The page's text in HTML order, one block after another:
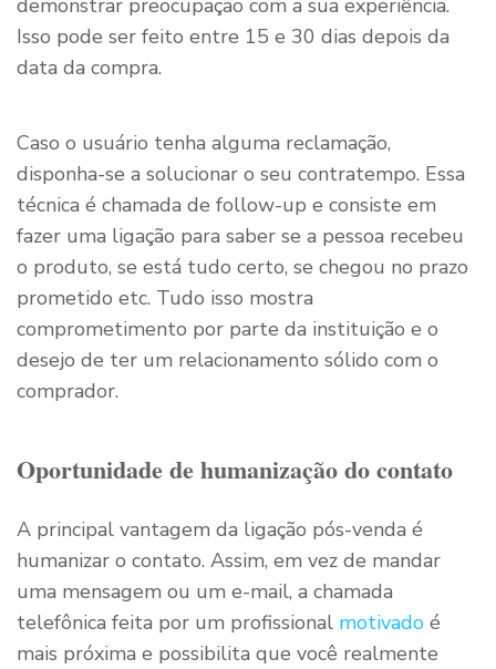
demonstrar preocupação com a sua experiência.
Isso pode ser feito entre 15 e 30 dias depois da
data da compra.
Caso o usuário tenha alguma reclamação,
disponha-se a solucionar o seu contratempo. Essa
técnica é chamada de follow-up e consiste em
fazer uma ligação para saber se a pessoa recebeu
o produto, se está tudo certo, se chegou no prazo
prometido etc. Tudo isso mostra
comprometimento por parte da instituição e o
desejo de ter um relacionamento sólido com o
comprador.
Oportunidade de humanização do contato
A principal vantagem da ligação pós-venda é
humanizar o contato. Assim, em vez de mandar
uma mensagem ou um e-mail, a chamada
telefônica feita por um profissional motivado é
mais próxima e possibilita que você realmente